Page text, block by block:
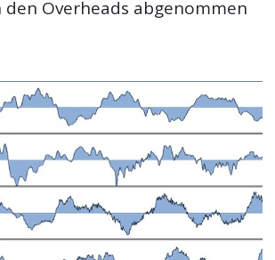
den Overheads abgenommen